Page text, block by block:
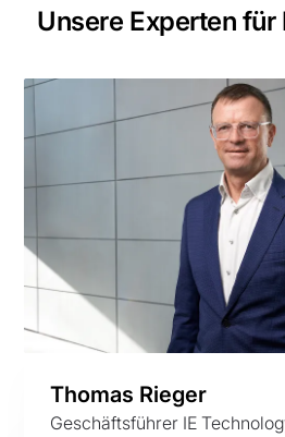
Unsere Experten für
Thomas Rieger
Geschäftsführer IE